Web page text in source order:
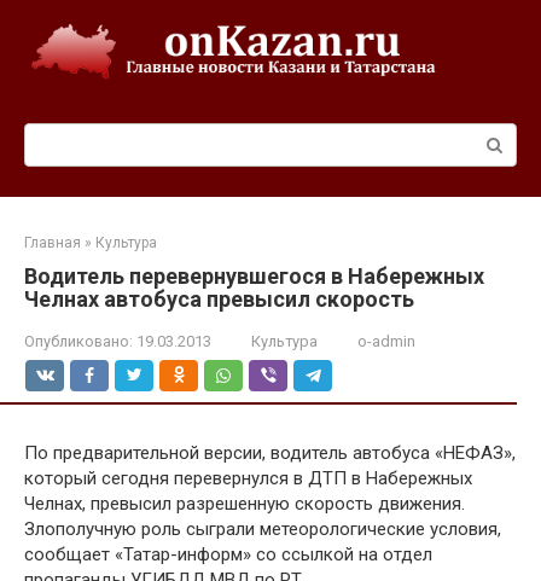
контенту
Главная » Культура
Водитель перевернувшегося в Набережных
Челнах автобуса превысил скорость
Опубликовано: 19.03.2013 Культура o-admin
По предварительной версии, водитель автобуса «НЕФАЗ»,
который сегодня перевернулся в ДТП в Набережных
Челнах, превысил разрешенную скорость движения.
Злополучную роль сыграли метеорологические условия,
сообщает «Татар-информ» со ссылкой на отдел